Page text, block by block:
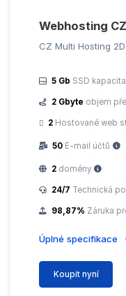
Webhosting
CZ Multi Hosting 2D
5 Gb SSD
2 Gbyte objem
2 Hostované web
50 E-mail účtů
2 domény
24/7 Technická
98,87% Záruka
Úplné specifikace
Koupit nyní